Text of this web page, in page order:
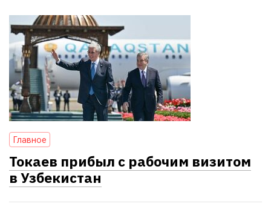
Главное
Токаев прибыл с рабочим визитом
в Узбекистан